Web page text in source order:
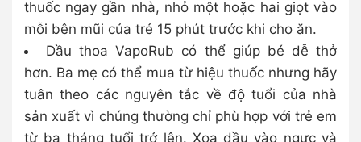
thuốc ngay gần nhà, nhỏ một hoặc hai giọt vào
mỗi bên mũi của trẻ 15 phút trước khi cho ăn.
Dầu thoa VapoRub có thể giúp bé dễ thở
hơn. Ba mẹ có thể mua từ hiệu thuốc nhưng hãy
tuân theo các nguyên tắc về độ tuổi của nhà
sản xuất vì chúng thường chỉ phù hợp với trẻ em
từ ba tháng tuổi trở lên. Xoa dầu vào ngực và